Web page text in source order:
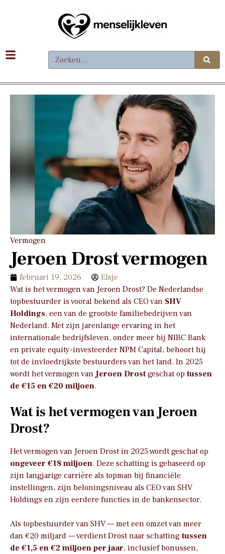
Vermogen
Jeroen Drost vermogen
februari 19, 2026
Elsje
Wat is het vermogen van Jeroen Drost? De Nederlandse
topbestuurder is vooral bekend als CEO van SHV
Holdings, een van de grootste familiebedrijven van
Nederland. Met zijn jarenlange ervaring in het
internationale bedrijfsleven, onder meer bij NIBC Bank
en private equity-investeerder NPM Capital, behoort hij
tot de invloedrijkste bestuurders van het land. In 2025
wordt het vermogen van Jeroen Drostgeschat op tussen
de €15 en €20 miljoen.
Wat is het vermogen van Jeroen
Drost?
Het vermogen van Jeroen Drost in 2025 wordt geschat op
ongeveer €18 miljoen. Deze schatting is gebaseerd op
zijn langjarige carrière als topman bij financiële
instellingen, zijn beloningsniveau als CEO van SHV
Holdings en zijn eerdere functies in de bankensector.
Als topbestuurder van SHV — met een omzet van meer
dan €20 miljard — verdient Drost naar schatting tussen
de €1,5 en €2 miljoen per jaar, inclusief bonussen,